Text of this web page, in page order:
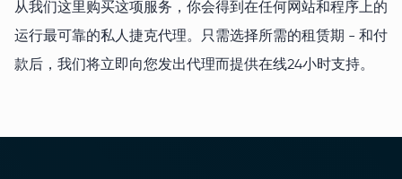
从我们这里购买这项服务，你会得到在任何网站和程序上的
运行最可靠的私人捷克代理。只需选择所需的租赁期 - 和付
款后，我们将立即向您发出代理而提供在线24小时支持。